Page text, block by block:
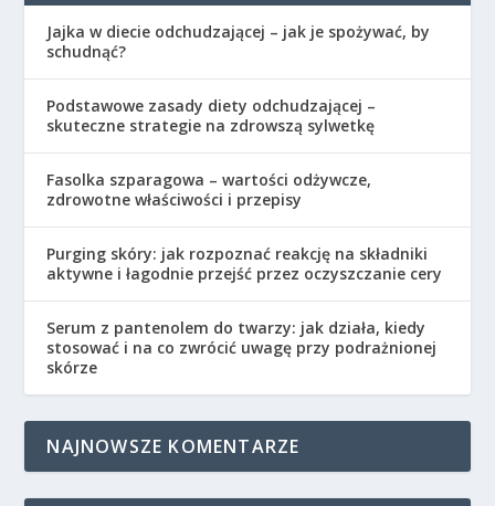
Jajka w diecie odchudzającej – jak je spożywać, by
schudnąć?
Podstawowe zasady diety odchudzającej –
skuteczne strategie na zdrowszą sylwetkę
Fasolka szparagowa – wartości odżywcze,
zdrowotne właściwości i przepisy
Purging skóry: jak rozpoznać reakcję na składniki
aktywne i łagodnie przejść przez oczyszczanie cery
Serum z pantenolem do twarzy: jak działa, kiedy
stosować i na co zwrócić uwagę przy podrażnionej
skórze
NAJNOWSZE KOMENTARZE